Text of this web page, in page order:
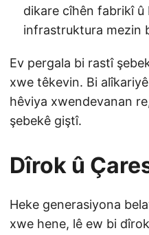
dikare cîhên fabrikî û
infrastruktura mezin
Ev pergala bi rastî
xwe têkevin. Bi
hêviya xwendevanan
şebekê giştî.
Dîrok û
Heke generasiyona
xwe hene, lê ew bi